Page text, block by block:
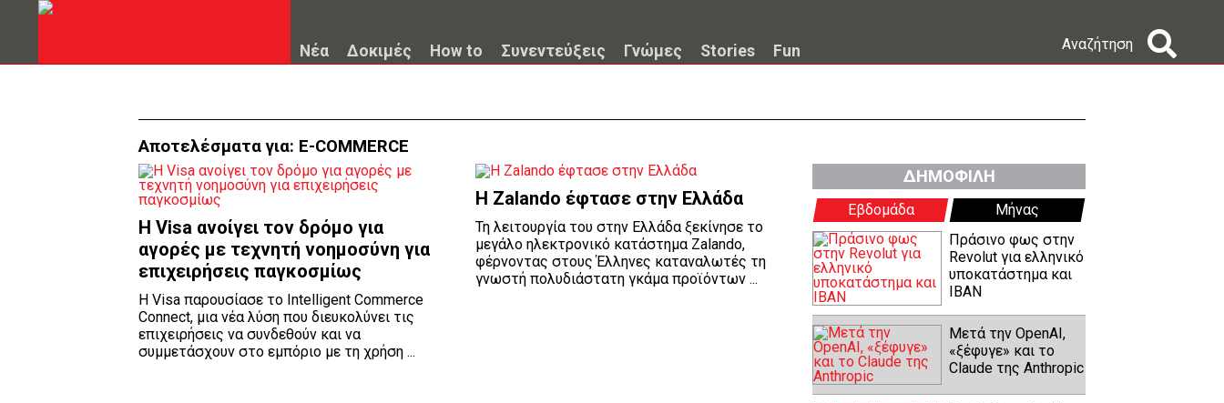
Νέα Δοκιμές How to Συνεντεύξεις Γνώμες Stories Fun Αναζήτηση
Αποτελέσματα για: E-COMMERCE
Η Visa ανοίγει τον δρόμο για
αγορές με τεχνητή νοημοσύνη για
επιχειρήσεις παγκοσμίως
Η Visa παρουσίασε το Intelligent Commerce
Connect, μια νέα λύση που διευκολύνει τις
επιχειρήσεις να συνδεθούν και να
συμμετάσχουν στο εμπόριο με τη χρήση ...
H Zalando έφτασε στην Ελλάδα
Τη λειτουργία του στην Ελλάδα ξεκίνησε το
μεγάλο ηλεκτρονικό κατάστημα Zalando,
φέρνοντας στους Έλληνες καταναλωτές τη
γνωστή πολυδιάστατη γκάμα προϊόντων ...
ΔΗΜΟΦΙΛΗ
Εβδομάδα
Μήνας
Πράσινο φως στην
Revolut για ελληνικό
υποκατάστημα και
IBAN
Μετά την OpenAI,
«ξέφυγε» και το
Claude της Anthropic